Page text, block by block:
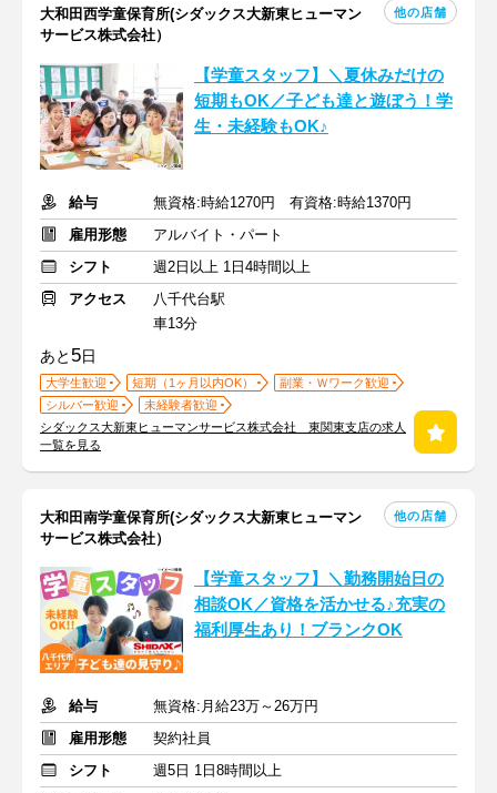
大和田西学童保育所(シダックス大新東ヒューマン
サービス株式会社）
他の店舗
【学童スタッフ】＼夏休みだけの
短期もOK／子ども達と遊ぼう！学
生・未経験もOK♪
給与
無資格:時給1270円 有資格:時給1370円
雇用形態
アルバイト・パート
シフト
週2日以上 1日4時間以上
アクセス
八千代台駅
車13分
あと 5日
大学生歓迎 短期（1ヶ月以内OK）
副業・Ｗワーク歓迎
シルバー歓迎
未経験者歓迎
シダックス大新東ヒューマンサービス株式会社 東関東支店の求人
一覧を見る
大和田南学童保育所(シダックス大新東ヒューマン
サービス株式会社）
他の店舗
【学童スタッフ】＼勤務開始日の
相談OK／資格を活かせる♪充実の
福利厚生あり！ブランクOK
給与
無資格:月給23万～26万円
雇用形態
契約社員
シフト
週5日 1日8時間以上